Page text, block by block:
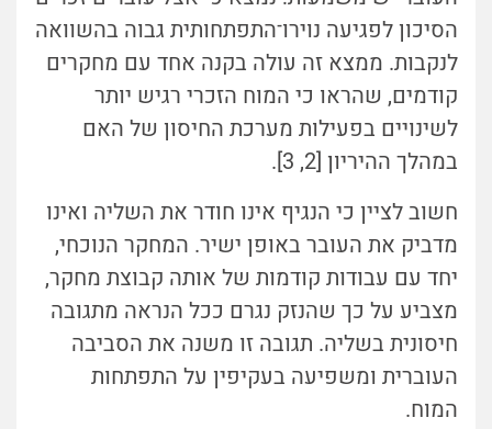
הסיכון לפגיעה נוירו־התפתחותית גבוה בהשוואה
לנקבות. ממצא זה עולה בקנה אחד עם מחקרים
קודמים, שהראו כי המוח הזכרי רגיש יותר
לשינויים בפעילות מערכת החיסון של האם
במהלך ההיריון [2, 3].
חשוב לציין כי הנגיף אינו חודר את השליה ואינו
מדביק את העובר באופן ישיר. המחקר הנוכחי,
יחד עם עבודות קודמות של אותה קבוצת מחקר,
מצביע על כך שהנזק נגרם ככל הנראה מתגובה
חיסונית בשליה. תגובה זו משנה את הסביבה
העוברית ומשפיעה בעקיפין על התפתחות
המוח.